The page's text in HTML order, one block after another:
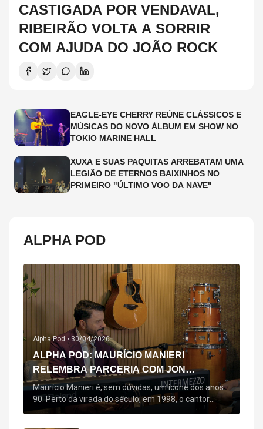
CASTIGADA POR VENDAVAL,
RIBEIRÃO VOLTA A SORRIR
COM AJUDA DO JOÃO ROCK
EAGLE-EYE CHERRY REÚNE CLÁSSICOS E
MÚSICAS DO NOVO ÁLBUM EM SHOW NO
TOKIO MARINE HALL
XUXA E SUAS PAQUITAS ARREBATAM UMA
LEGIÃO DE ETERNOS BAIXINHOS NO
PRIMEIRO "ÚLTIMO VOO DA NAVE"
ALPHA POD
Alpha Pod • 30/04/2026
ALPHA POD: MAURÍCIO MANIERI
RELEMBRA PARCERIA COM JON
SECADA, ORIGEM DE "BEM QUERER" E
MAIS
Maurício Manieri é, sem dúvidas, um ícone dos anos
90. Perto da virada do século, em 1998, o cantor
estreou oficialmente com o seu primeiro disco, "A